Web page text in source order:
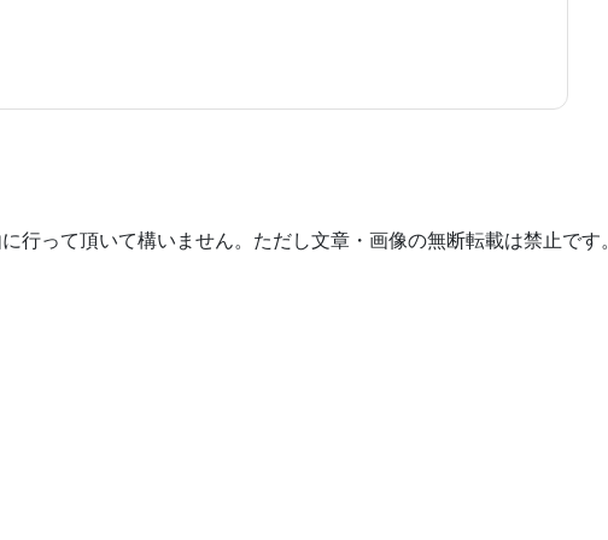
行って頂いて構いません。ただし文章・画像の無断転載は禁止です。